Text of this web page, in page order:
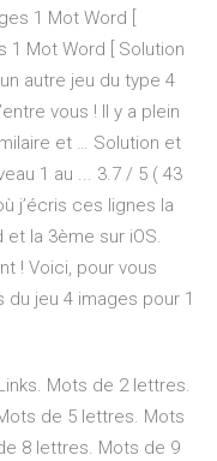
1 Mot Word [
1 Mot Word [ Solution
autre jeu du type 4
vous ! Il y a plein
et … Solution et
1 au ... 3.7 / 5 ( 43
j’écris ces lignes la
la 3ème sur iOS.
! Voici, pour vous
jeu 4 images pour 1
Mots de 2 lettres.
de 5 lettres. Mots
8 lettres. Mots de 9